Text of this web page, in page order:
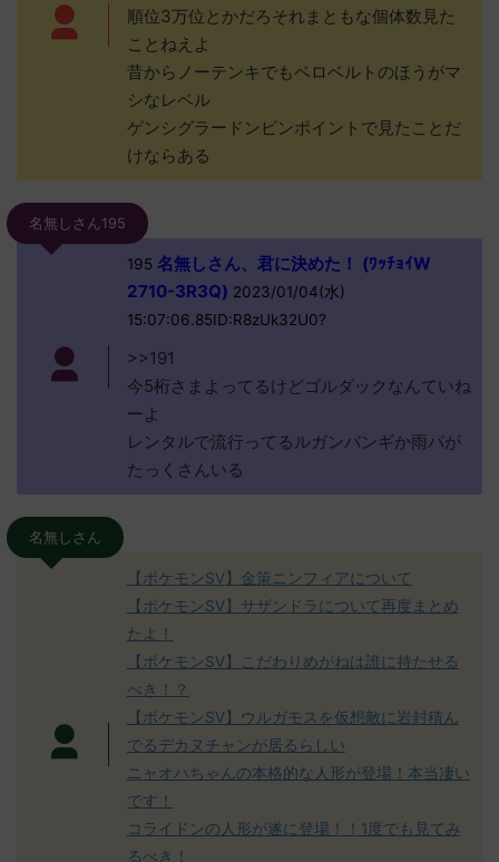
順位3万位とかだろそれまともな個体数見た
ことねえよ
昔からノーテンキでもベロベルトのほうがマ
シなレベル
ゲンシグラードンピンポイントで見たことだ
けならある
名無しさん195
195名無しさん、君に決めた！ (ﾜｯﾁｮｲW
2710-3R3Q) 2023/01/04(水)
15:07:06.85ID:R8zUk32U0?
>>191
今5桁さまよってるけどゴルダックなんていね
ーよ
レンタルで流行ってるルガンバンギか雨パが
たっくさんいる
名無しさん
【ポケモンSV】金策ニンフィアについて
【ポケモンSV】サザンドラについて再度まとめ
たよ！
【ポケモンSV】こだわりめがねは誰に持たせる
べき！？
【ポケモンSV】ウルガモスを仮想敵に岩封積ん
でるデカヌチャンが居るらしい
ニャオハちゃんの本格的な人形が登場！本当凄い
です！
コライドンの人形が遂に登場！！1度でも見てみ
るべき！